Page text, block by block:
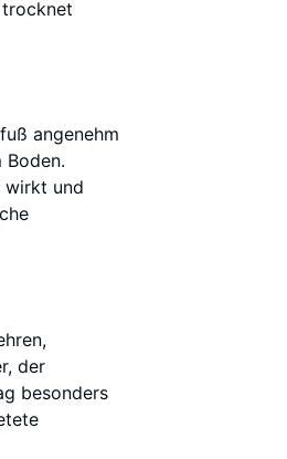
angenehm
Boden.
wirkt und
der
besonders